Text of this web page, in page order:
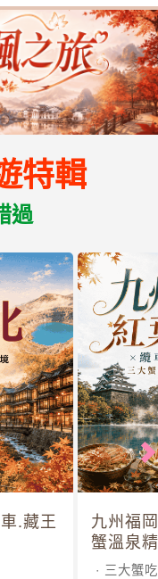
特輯
過
.藏王
九州福
蟹溫泉
三大蟹